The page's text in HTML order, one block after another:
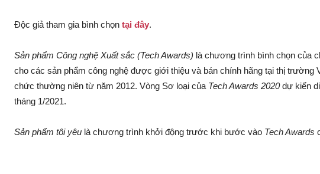
Độc giả tham gia bình chọn tại đây.
Sản phẩm Công nghệ Xuất sắc (Tech Awards) là chương trình bình chọn của
cho các sản phẩm công nghệ được giới thiệu và bán chính hãng tại thị
chức thường niên từ năm 2012. Vòng Sơ loại của Tech Awards 2020dự kiến
tháng 1/2021.
Sản phẩm tôi yêu là chương trình khởi động trước khi bước vào Tech Awards